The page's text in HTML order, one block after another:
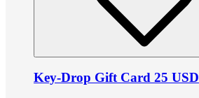
Key-Drop Gift Card 25 USD